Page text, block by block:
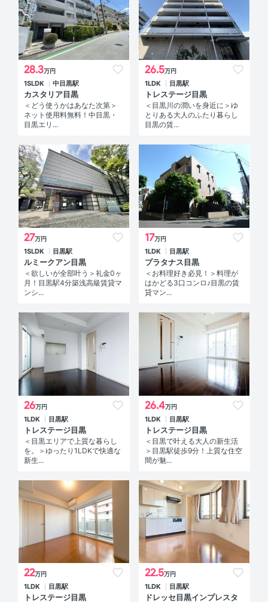
28.3万円
1SLDK 中目黒駅
カスタリア目黒
＜どう使うかはあなた次第＞
ネット使用料無料！中目黒・
目黒エリ...
26.5万円
1LDK 目黒駅
トレステージ目黒
＜目黒川の潤いを身近に＞ゆ
とりある大人のふたり暮らし
目黒の賃...
27万円
1SLDK 目黒駅
ルミークアン目黒
＜欲しいが全部叶う＞礼金0ヶ
月！目黒駅4分築浅高級賃貸マ
ンシ...
17万円
1LDK 目黒駅
プラタナス目黒
＜お料理好き必見！＞料理が
はかどる3口コンロ♪目黒の賃
貸マン...
26万円
1LDK 目黒駅
トレステージ目黒
＜目黒エリアで上質な暮らし
を。＞ゆったり1LDKで快適な
新生...
26.4万円
1LDK 目黒駅
トレステージ目黒
＜目黒で叶える大人の新生活
＞目黒駅徒歩9分！上質な住空
間が魅...
22万円
1LDK 目黒駅
トレステージ目黒
22.5万円
1LDK 目黒駅
ドレッセ目黒インプレスタ